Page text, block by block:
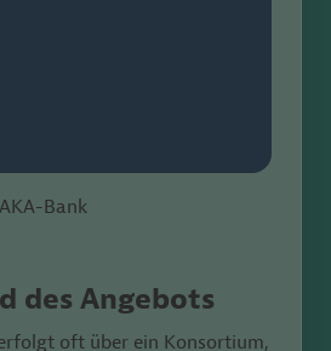
Bank
des Angebots
oft über ein Konsortium,